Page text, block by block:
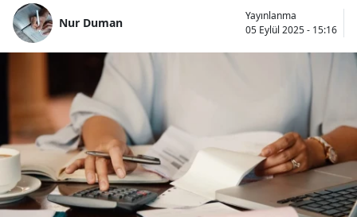
Nur Duman
Yayınlanma
05 Eylül 2025 - 15:16